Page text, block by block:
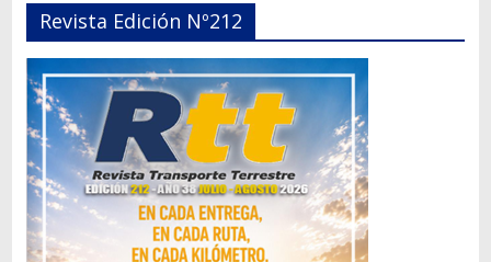
Revista Edición Nº212